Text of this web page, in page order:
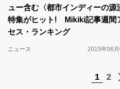
ュー含む〈都市インディーの源
特集がヒット! Mikiki記事週間
セス・ランキング
ニュース 2015年06月
1 2